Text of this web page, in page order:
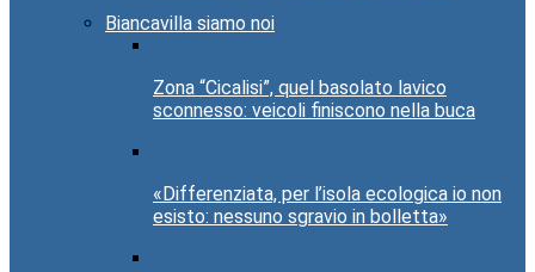
Biancavilla siamo noi
Zona “Cicalisi”, quel basolato lavico
sconnesso: veicoli finiscono nella buca
«Differenziata, per l’isola ecologica io non
esisto: nessuno sgravio in bolletta»